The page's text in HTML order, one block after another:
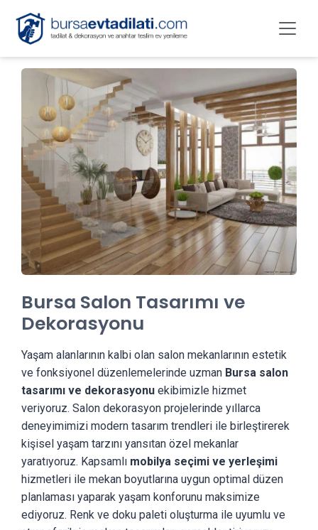
Bursa Salon Tasarımı ve
Dekorasyonu
Yaşam alanlarının kalbi olan salon mekanlarının estetik
ve fonksiyonel düzenlemelerinde uzman Bursa salon
tasarımı ve dekorasyonu ekibimizle hizmet
veriyoruz. Salon dekorasyon projelerinde yıllarca
deneyimimizi modern tasarım trendleri ile birleştirerek
kişisel yaşam tarzını yansıtan özel mekanlar
yaratıyoruz. Kapsamlı mobilya seçimi ve yerleşimi
hizmetleri ile mekan boyutlarına uygun optimal düzen
planlaması yaparak yaşam konforunu maksimize
ediyoruz. Renk ve doku paleti oluşturma ile uyumlu ve